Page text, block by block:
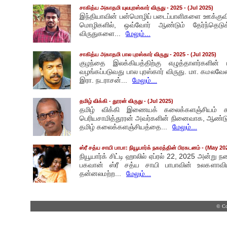
சாகித்ய அகாதமி யுவபுரஸ்கார் விருது - 2025 - (Jul 2025)
இந்தியாவின் பன்மொழிப் படைப்பாளிகளை
மொழிகளில், ஒவ்வோர் ஆண்டும்
விருதுகளை...
மேலும்...
சாகித்ய அகாதமி பால புரஸ்கார் விருது - 2025 - (Jul 2025)
குழந்தை இலக்கியத்திற்கு
வழங்கப்படுவது பால புரஸ்கார் விருது. மா.
இரா. நடராசன்...
மேலும்...
தமிழ் விக்கி - தூரன் விருது - (Jul 2025)
தமிழ் விக்கி இணையக் கலைக்களஞ்சியம்
பெரியசாமித்தூரன் அவர்களின் நினைவாக,
தமிழ் கலைக்களஞ்சியத்தை...
மேலும்...
ஸ்ரீ சத்ய சாயி பாபா: நியூயார்க் நகரத்தின் பிரகடனம் - (May
நியூயார்க் சிட்டி ஹாலில் ஏப்ரல் 22, 2025 அன்று
பகவான் ஸ்ரீ சத்ய சாயி பாபாவின்
தன்னலமற்ற...
மேலும்...
©